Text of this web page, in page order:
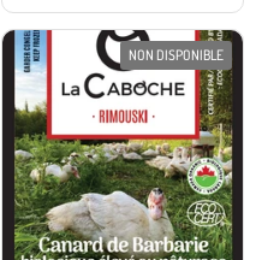
NON DISPONIBLE